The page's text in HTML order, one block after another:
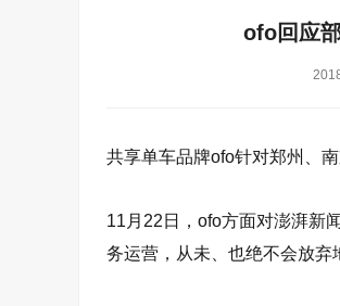
ofo回应
共享单车品牌ofo针对郑州、
11月22日，ofo方面对澎湃新
务运营，从未、也绝不会放弃